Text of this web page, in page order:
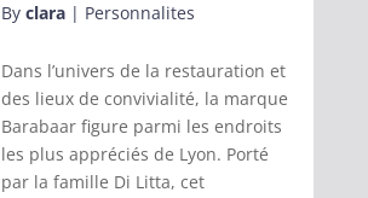
By clara| Personnalites
Dans l’univers de la restauration et
des lieux de convivialité, la marque
Barabaar figure parmi les endroits
les plus appréciés de Lyon. Porté
par la famille Di Litta, cet